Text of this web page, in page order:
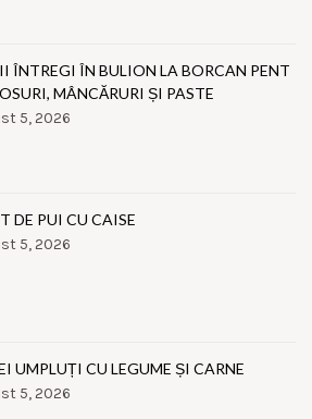
ÎNTREGI ÎN BULION LA BORCAN PENT
MÂNCĂRURI ȘI PASTE
5, 2026
DE PUI CU CAISE
5, 2026
UMPLUȚI CU LEGUME ȘI CARNE
5, 2026